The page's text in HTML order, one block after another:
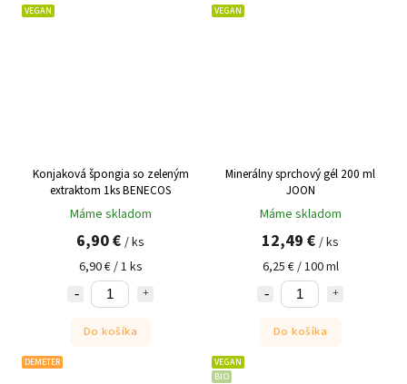
VEGAN
Konjaková špongia so zeleným
extraktom 1ks BENECOS
Máme skladom
6,90 € / ks
6,90 € / 1 ks
Do košíka
VEGAN
Minerálny sprchový gél 200 ml
JOON
Máme skladom
12,49 € / ks
6,25 € / 100 ml
Do košíka
DEMETER
VEGAN
BIO